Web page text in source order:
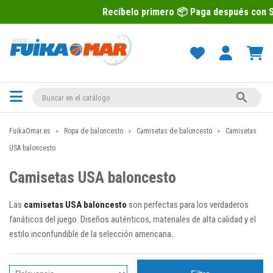
Recíbelo primero 📦 Paga después con Sequra 💶

FuikaOmar.es Ropa de baloncesto Camisetas de baloncesto
Camisetas
USA baloncesto
Camisetas USA baloncesto
Las camisetas USA baloncesto son perfectas para los verdaderos
fanáticos del juego. Diseños auténticos, materiales de alta calidad y el
estilo inconfundible de la selección americana.